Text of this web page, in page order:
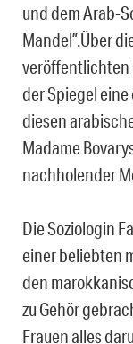
und dem Arab-
Mandel”.Über
veröffentlichten
der Spiegel
diesen
Madame
nachholender
Die Soziologin
einer beliebten
den
zu Gehör
Frauen alles